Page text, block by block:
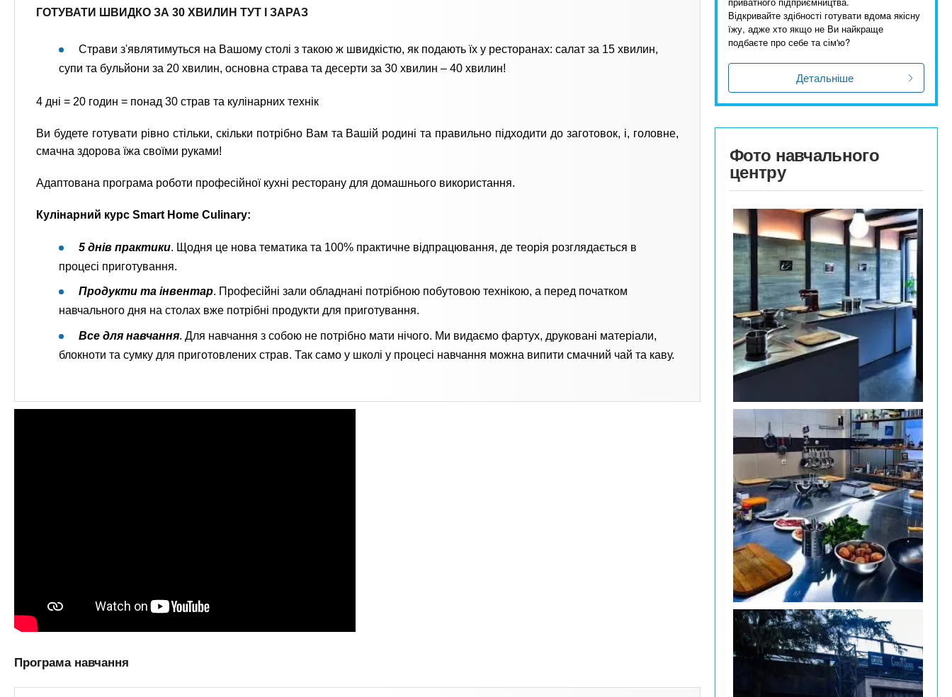
ГОТУВАТИ ШВИДКО ЗА 30 ХВИЛИН ТУТ І ЗАРАЗ
Страви з'являтимуться на Вашому столі з такою ж швидкістю, як подають їх у ресторанах: салат за 15 хвилин,
супи та бульйони за 20 хвилин, основна страва та десерти за 30 хвилин – 40 хвилин!
4 дні = 20 годин = понад 30 страв та кулінарних технік
Ви будете готувати рівно стільки, скільки потрібно Вам та Вашій родині та правильно підходити до заготовок, і, головне,
смачна здорова їжа своїми руками!
Адаптована програма роботи професійної кухні ресторану для домашнього використання.
Кулінарний курс Smart Home Culinary:
5 днів практики. Щодня це нова тематика та 100% практичне відпрацювання, де теорія розглядається в
процесі приготування.
Продукти та інвентар. Професійні зали обладнані потрібною побутовою технікою, а перед початком
навчального дня на столах вже потрібні продукти для приготування.
Все для навчання. Для навчання з собою не потрібно мати нічого. Ми видаємо фартух, друковані матеріали,
блокноти та сумку для приготовлених страв. Так само у школі у процесі навчання можна випити смачний чай та каву.
Програма навчання
Відкривайте здібності готувати вдома якісну
їжу, адже хто якщо не Ви найкраще
подбаєте про себе та сім'ю?
Детальніше
Фото навчального
центру